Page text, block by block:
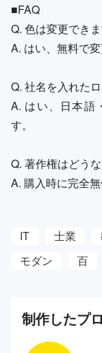
■FAQ
Q. 色は変更でき
A. はい、無料で変
Q. 社名を入れた
A. はい、日本語
す。
Q. 著作権はどう
A. 購入時に完全無
IT 士業
モダン
百
制作したプロ